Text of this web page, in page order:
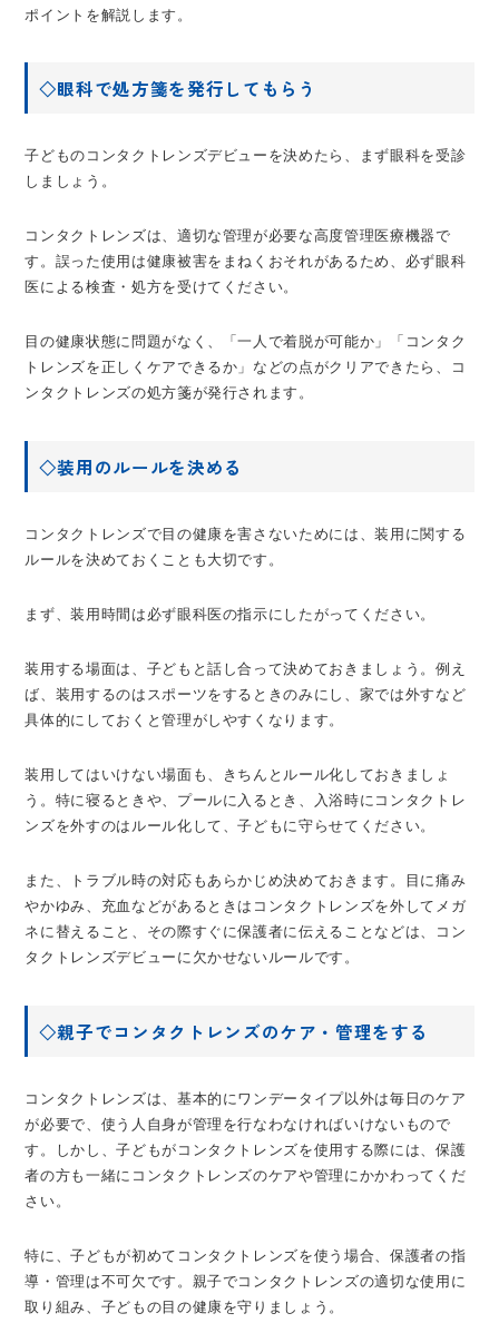
ポイントを解説します。
◇眼科で処方箋を発行してもらう
子どものコンタクトレンズデビューを決めたら、まず眼科を受診
しましょう。
コンタクトレンズは、適切な管理が必要な高度管理医療機器で
す。誤った使用は健康被害をまねくおそれがあるため、必ず眼科
医による検査・処方を受けてください。
目の健康状態に問題がなく、「一人で着脱が可能か」「コンタク
トレンズを正しくケアできるか」などの点がクリアできたら、コ
ンタクトレンズの処方箋が発行されます。
◇装用のルールを決める
コンタクトレンズで目の健康を害さないためには、装用に関する
ルールを決めておくことも大切です。
まず、装用時間は必ず眼科医の指示にしたがってください。
装用する場面は、子どもと話し合って決めておきましょう。例え
ば、装用するのはスポーツをするときのみにし、家では外すなど
具体的にしておくと管理がしやすくなります。
装用してはいけない場面も、きちんとルール化しておきましょ
う。特に寝るときや、プールに入るとき、入浴時にコンタクトレ
ンズを外すのはルール化して、子どもに守らせてください。
また、トラブル時の対応もあらかじめ決めておきます。目に痛み
やかゆみ、充血などがあるときはコンタクトレンズを外してメガ
ネに替えること、その際すぐに保護者に伝えることなどは、コン
タクトレンズデビューに欠かせないルールです。
◇親子でコンタクトレンズのケア・管理をする
コンタクトレンズは、基本的にワンデータイプ以外は毎日のケア
が必要で、使う人自身が管理を行なわなければいけないもので
す。しかし、子どもがコンタクトレンズを使用する際には、保護
者の方も一緒にコンタクトレンズのケアや管理にかかわってくだ
さい。
特に、子どもが初めてコンタクトレンズを使う場合、保護者の指
導・管理は不可欠です。親子でコンタクトレンズの適切な使用に
取り組み、子どもの目の健康を守りましょう。